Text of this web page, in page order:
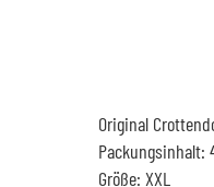
Original
Packungsinhalt:
Größe: XXL